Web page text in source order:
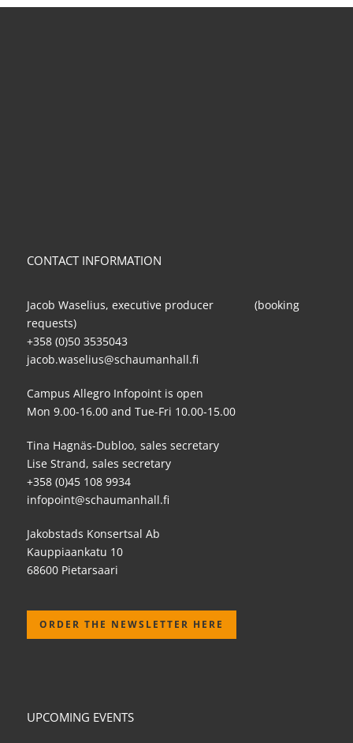
CONTACT INFORMATION
Jacob Waselius, executive producer (booking
requests)
+358 (0)50 3535043
jacob.waselius@schaumanhall.fi
Campus Allegro Infopoint is open
Mon 9.00-16.00 and Tue-Fri 10.00-15.00
Tina Hagnäs-Dubloo, sales secretary
Lise Strand, sales secretary
+358 (0)45 108 9934
infopoint@schaumanhall.fi
Jakobstads Konsertsal Ab
Kauppiaankatu 10
68600 Pietarsaari
ORDER THE NEWSLETTER HERE
UPCOMING EVENTS